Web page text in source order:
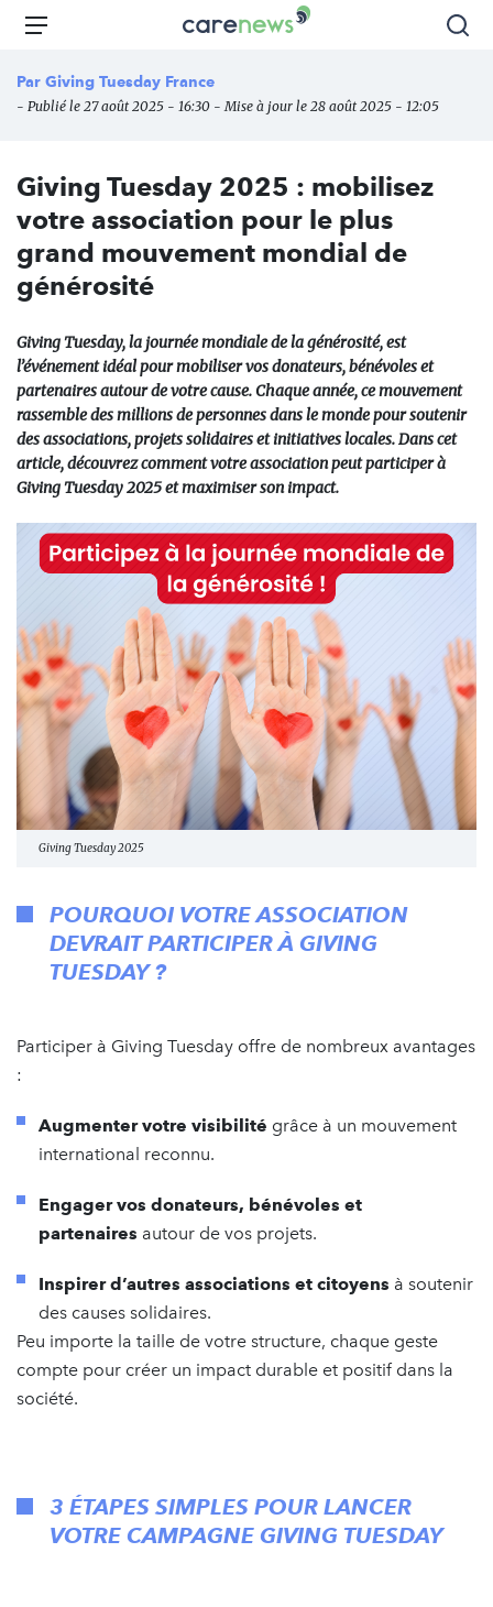
Aller
principal
Carenews,
des
l'engagement
Menu
Par Giving Tuesday France
- Publié le 27 août 2025 - 16:30 - Mise à jour le 28 août 2025 - 12:05
Giving Tuesday 2025 : mobilisez
votre association pour le plus
grand mouvement mondial de
générosité
Giving Tuesday, la journée mondiale de la générosité, est
l’événement idéal pour mobiliser vos donateurs, bénévoles et
partenaires autour de votre cause. Chaque année, ce mouvement
rassemble des millions de personnes dans le monde pour soutenir
des associations, projets solidaires et initiatives locales. Dans cet
article, découvrez comment votre association peut participer à
Giving Tuesday 2025 et maximiser son impact.
Giving Tuesday 2025
POURQUOI VOTRE ASSOCIATION
DEVRAIT PARTICIPER À GIVING
TUESDAY ?
Participer à Giving Tuesday offre de nombreux avantages
:
Augmenter votre visibilité grâce à un mouvement
international reconnu.
Engager vos donateurs, bénévoles et
partenaires autour de vos projets.
Inspirer d’autres associations et citoyens à soutenir
des causes solidaires.
Peu importe la taille de votre structure, chaque geste
compte pour créer un impact durable et positif dans la
société.
3 ÉTAPES SIMPLES POUR LANCER
VOTRE CAMPAGNE GIVING TUESDAY